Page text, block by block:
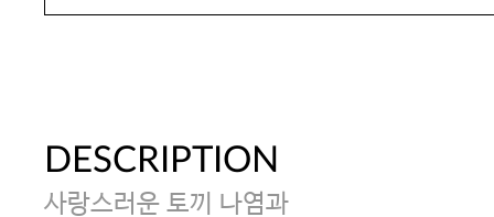
DESCRIPTION
사랑스러운 토끼 나염과